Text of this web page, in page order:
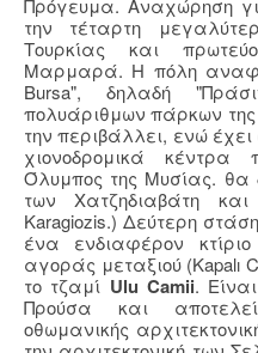
Πρόγευμα. Αναχώρηση
την τέταρτη
Τουρκίας και
Μαρμαρά. Η πόλη
Bursa", δηλαδή
πολυάριθμων πάρκων της
την περιβάλλει, ενώ
χιονοδρομικά κέντρα
Όλυμπος της Μυσίας. θα
των Χατζηδιαβάτη
Karagiozis.) Δεύτερη
ένα ενδιαφέρον
αγοράς μεταξιού (Kapalı
το τζαμί Ulu Camii.
Προύσα και
οθωμανικής